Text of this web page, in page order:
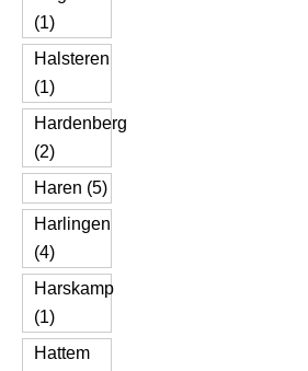
(1)
Halsteren
(1)
Hardenberg
(2)
Haren (5)
Harlingen
(4)
Harskamp
(1)
Hattem